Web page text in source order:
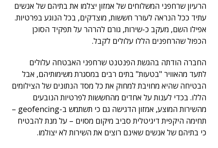
הרעיון שרחפני המשלוחים של אמזון יצלמו את בתיהם של אנשים
עתיד ככל הנראה לעורר חששות, מוצדקים, בכל הנוגע בפרטיות.
אפילו השם, מעקב כ-שירות, גורם להרהר על תפקיד הסוכן
הכפול שהרחפנים הללו עלולים לקבל.
החברה הודתה בהגשת הפנטנט שרחפני האבטחה עלולים
לתעד מהאוויר "בטעות" בתים רבים במסגרת משימותיהם, אבל
הבטיחה שהיא מחויבת למחוק את כל מסד הנתונים של הצילומים
הללו. בכדי לענות על אחדים מהחששות לפרטיות הנובעים
מהשירות המוצע, אמזון הדגישה גם כי תשתמש ב-geofencing –
תחימה היקפית דיגיטלית סביב מיקום מסוים – על מנת להבטיח
כי בתיהם של אנשים שאינם רוצים את השירות לא יצולמו.